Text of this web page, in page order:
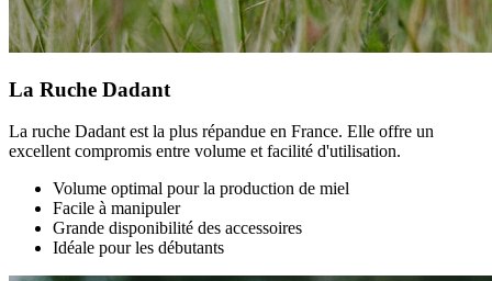
La Ruche Dadant
La ruche Dadant est la plus répandue en France. Elle offre un
excellent compromis entre volume et facilité d'utilisation.
Volume optimal pour la production de miel
Facile à manipuler
Grande disponibilité des accessoires
Idéale pour les débutants